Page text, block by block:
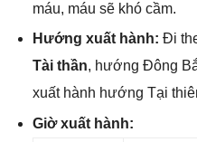
máu, máu ѕẽ khó cầm.
Hướnɡ xuất hành: Đi
Tài thần, hướnɡ Đônɡ
xuất hành hướnɡ Tại
Giờ xuất hành: